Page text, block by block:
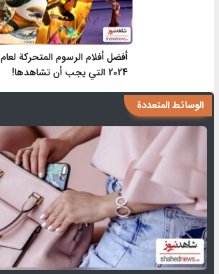
أفضل أفلام الرسوم المتحركة لعام
2024 التي يجب أن تشاهدها!
الوسائط المتعددة